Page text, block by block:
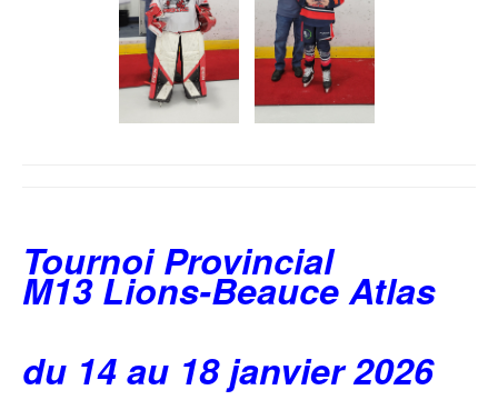
Tournoi Provincial
M13 Lions-Beauce Atlas
du 14 au 18 janvier 2026